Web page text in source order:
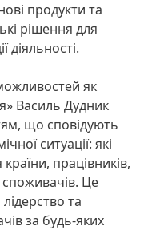
продукти та
рішення для
діяльності.
як
Василь Дудник
що сповідують
ситуації: які
працівників,
споживачів. Це
та
за будь-яких